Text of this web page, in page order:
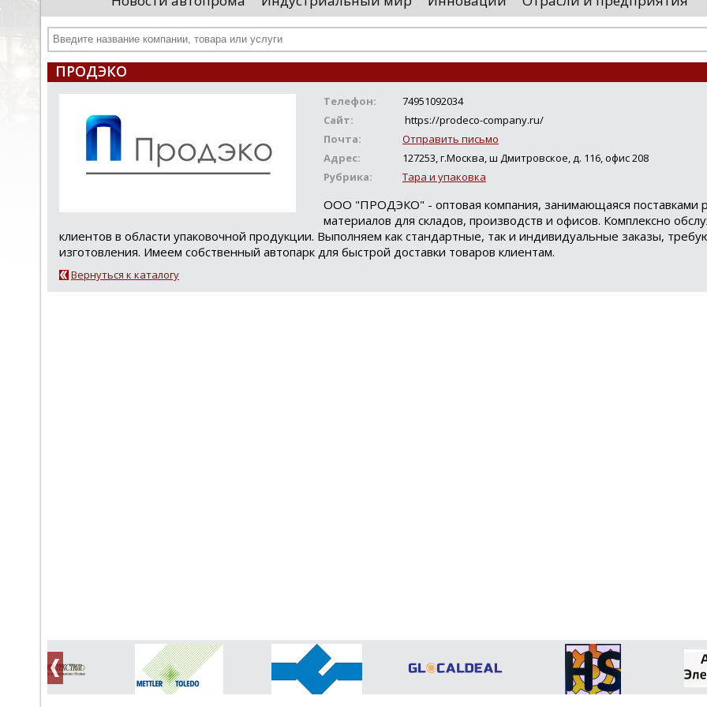
департамента продаж и контрактации
гражданского судостроения ...
иностранными удостоверяющими центрами.
Чтобы...
проводятся
чего
ПРОДЭКО
Телефон:
74951092034
Сайт:
https://prodeco-company.ru/
Почта:
Отправить письмо
Адрес:
127253, г.Москва, ш Дмитровское, д. 116, офис 208
Рубрика:
Тара и упаковка
ООО "ПРОДЭКО" - оптовая компания, занимающаяся поставками
материалов для складов, производств и офисов. Комплексно
клиентов в области упаковочной продукции. Выполняем как стандартные, так и индивидуальные заказы,
изготовления. Имеем собственный автопарк для быстрой доставки товаров клиентам.
Вернуться к каталогу
Loading...